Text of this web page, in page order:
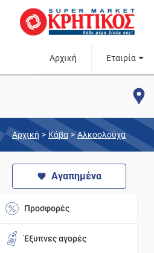
Αρχική Εταιρία
Αρχική > Κάβα > Αλκοολούχα
Αγαπημένα
Προσφορές
Έξυπνες αγορές